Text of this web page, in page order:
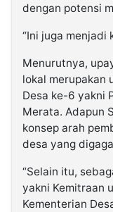
dengan potensi
“Ini juga menjadi
Menurutnya,
lokal merupakan
Desa ke-6 yakni
Merata. Adapun
konsep arah
desa yang
“Selain itu,
yakni Kemitraan
Kementerian